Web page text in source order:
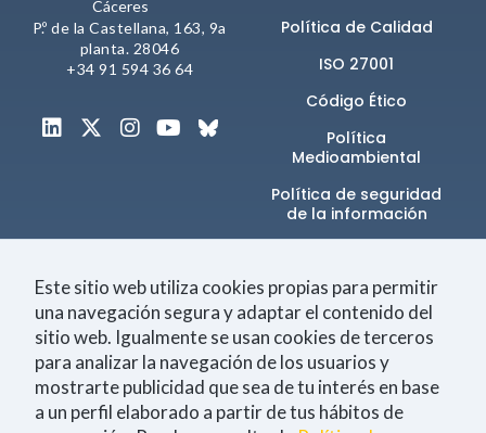
Cáceres
P.º de la Castellana, 163, 9a
planta. 28046
+34 91 594 36 64
Política de Calidad
ISO 27001
Código Ético
Política
Medioambiental
Política de seguridad
de la información​
Únete a la comunidad
Este sitio web utiliza cookies propias para permitir
una navegación segura y adaptar el contenido del
sitio web. Igualmente se usan cookies de terceros
para analizar la navegación de los usuarios y
mostrarte publicidad que sea de tu interés en base
a un perfil elaborado a partir de tus hábitos de